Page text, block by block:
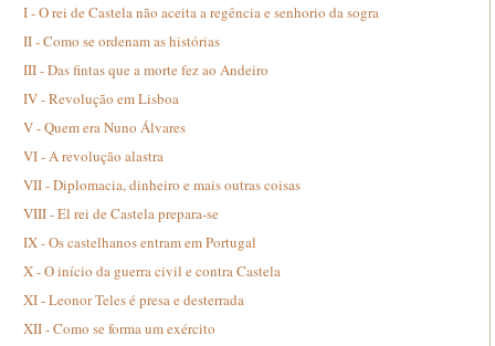
I - O rei de Castela não aceita a regência e senhorio da sogra
II - Como se ordenam as histórias
III - Das fintas que a morte fez ao Andeiro
IV - Revolução em Lisboa
V - Quem era Nuno Álvares
VI - A revolução alastra
VII - Diplomacia, dinheiro e mais outras coisas
VIII - El rei de Castela prepara-se
IX - Os castelhanos entram em Portugal
X - O início da guerra civil e contra Castela
XI - Leonor Teles é presa e desterrada
XII - Como se forma um exército